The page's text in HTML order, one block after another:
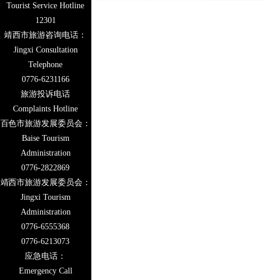
Tourist Service Hotline
12301
靖西市旅游咨询电话：
Jingxi Consultation
Telephone
0776-6231166
旅游投诉电话
Complaints Hotline
百色市旅游发展委员会：
Baise Tourism
Administration
0776-2822869
靖西市旅游发展委员会：
Jingxi Tourism
Administration
0776-6555368
0776-6213073
应急电话：
Emergency Call